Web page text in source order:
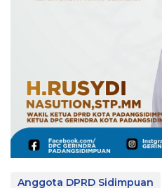
Anggota DPRD Sidimpuan